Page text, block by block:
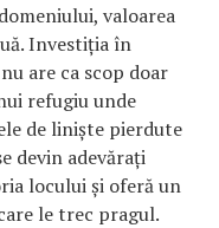
valoarea
Investiția în
are ca scop doar
refugiu unde
de liniște pierdute
devin adevărați
locului și oferă un
le trec pragul.